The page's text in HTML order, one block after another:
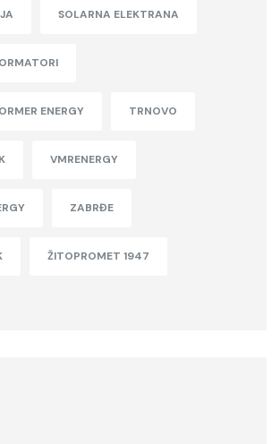
SOLARNA ELEKTRANA
ENERGY TRNOVO
VMRENERGY
ZABRĐE
ŽITOPROMET 1947